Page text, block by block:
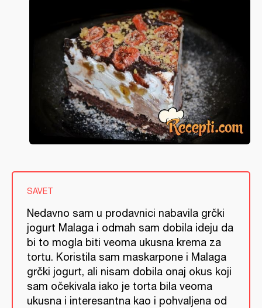
SAVET
Nedavno sam u prodavnici nabavila grčki
jogurt Malaga i odmah sam dobila ideju da
bi to mogla biti veoma ukusna krema za
tortu. Koristila sam maskarpone i Malaga
grčki jogurt, ali nisam dobila onaj okus koji
sam očekivala iako je torta bila veoma
ukusna i interesantna kao i pohvaljena od